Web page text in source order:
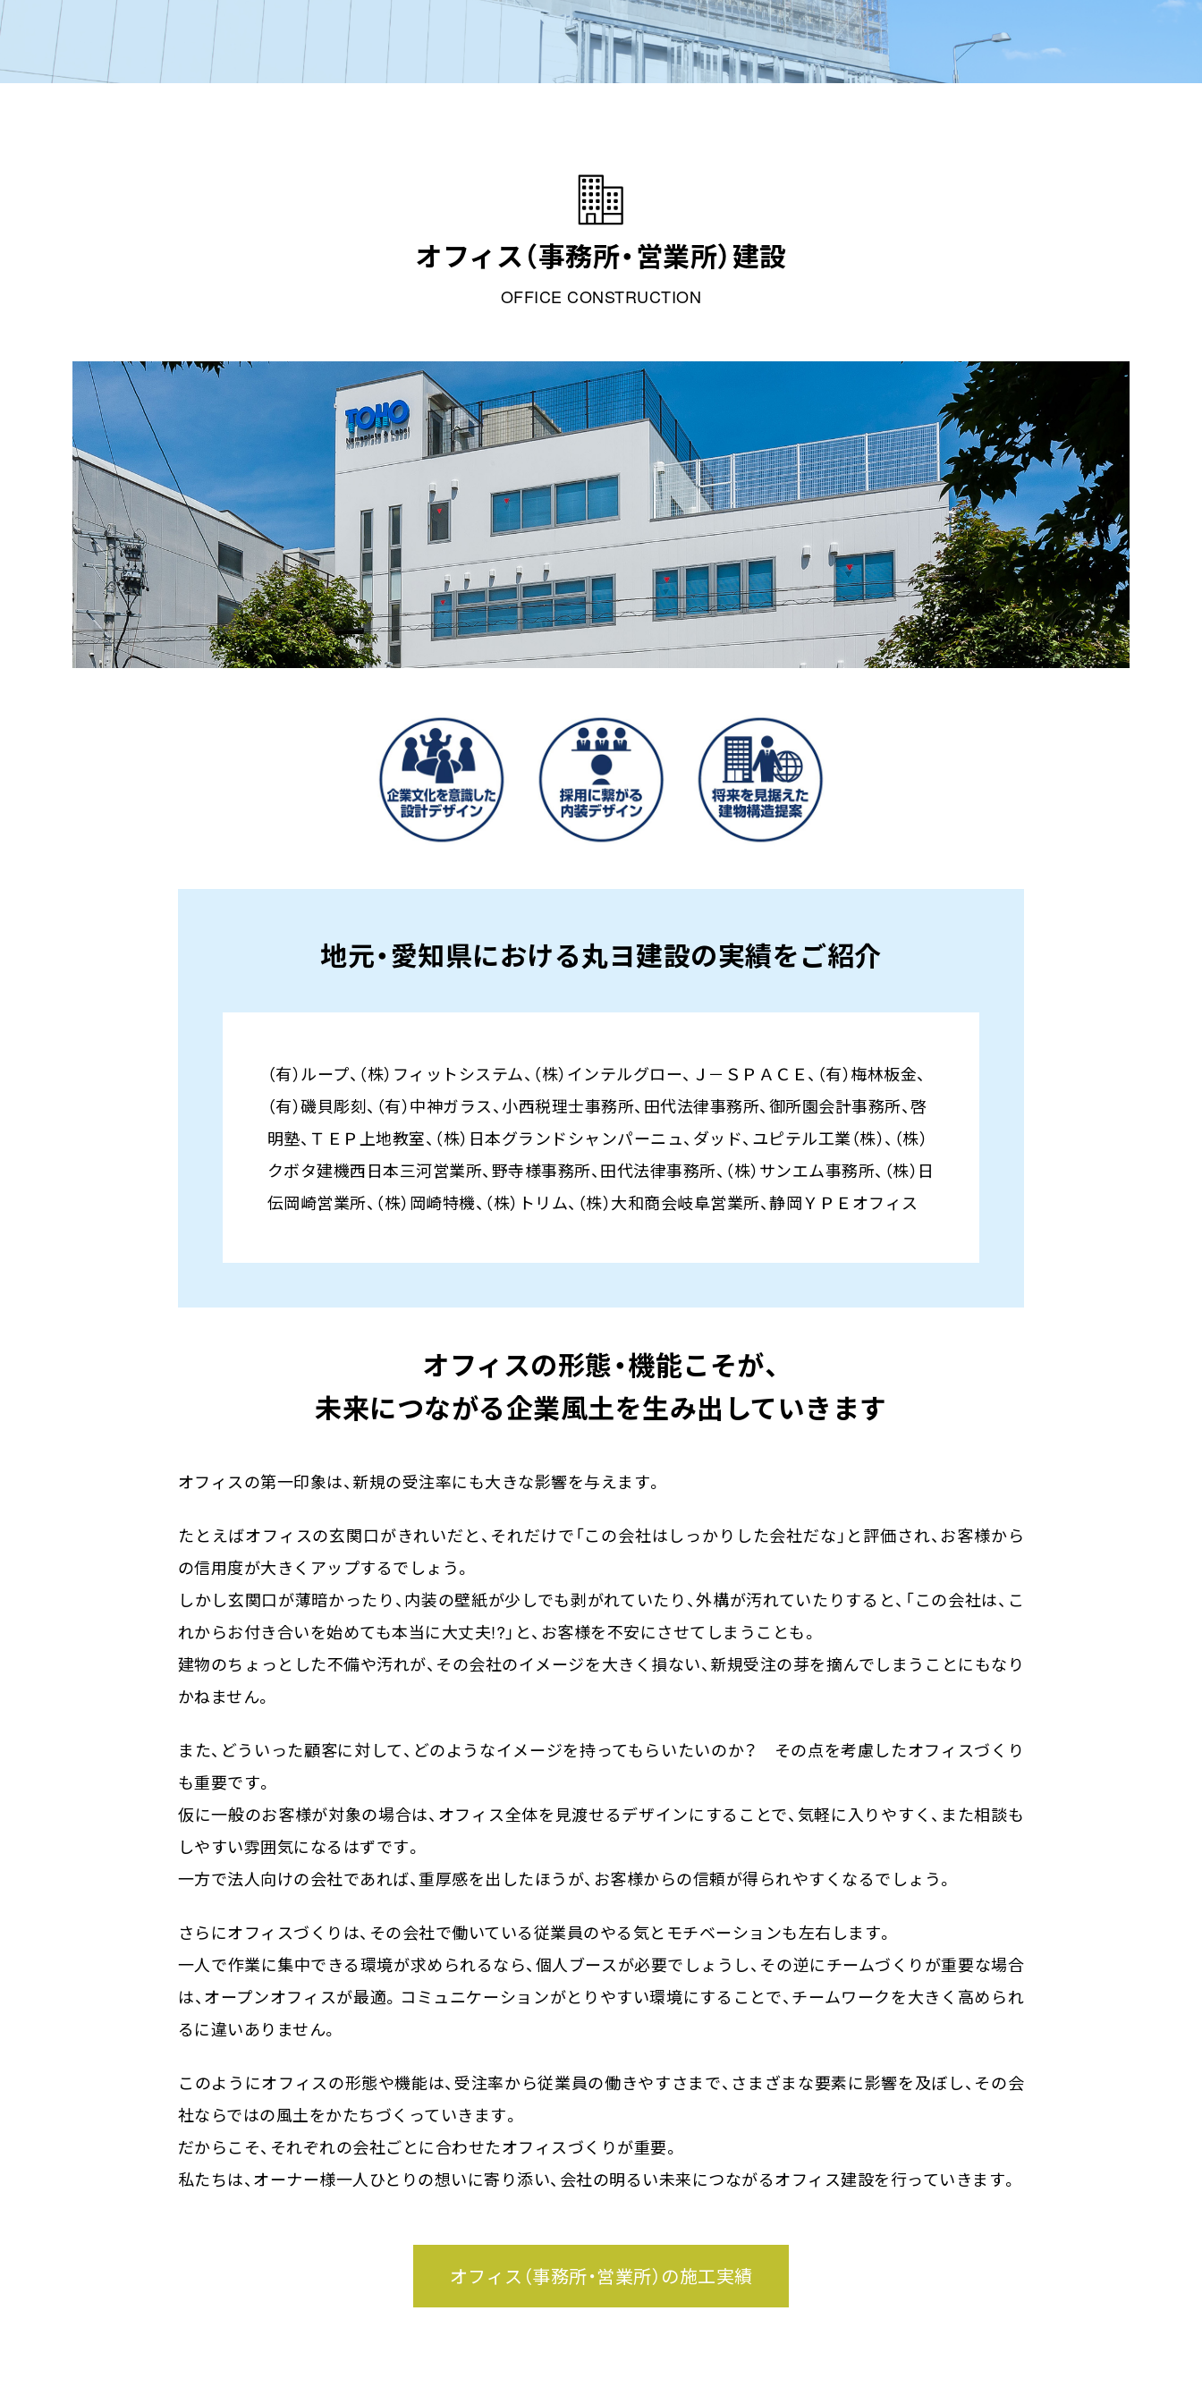
オフィス（事務所・営業所）建設
OFFICE CONSTRUCTION
地元・愛知県における丸ヨ建設の実績をご紹介
（有）ループ、（株）フィットシステム、（株）インテルグロー、Ｊ－ＳＰＡＣＥ、（有）梅林板金、
（有）磯貝彫刻、（有）中神ガラス、小西税理士事務所、田代法律事務所、御所園会計事務所、啓
明塾、ＴＥＰ上地教室、（株）日本グランドシャンパーニュ、ダッド、ユピテル工業（株）、（株）
クボタ建機西日本三河営業所、野寺様事務所、田代法律事務所、（株）サンエム事務所、（株）日
伝岡崎営業所、（株）岡崎特機、（株）トリム、（株）大和商会岐阜営業所、静岡ＹＰＥオフィス
オフィスの形態・機能こそが、
未来につながる企業風土を生み出していきます
オフィスの第一印象は、新規の受注率にも大きな影響を与えます。
たとえばオフィスの玄関口がきれいだと、それだけで「この会社はしっかりした会社だな」と評価され、お客様から
の信用度が大きくアップするでしょう。
しかし玄関口が薄暗かったり、内装の壁紙が少しでも剥がれていたり、外構が汚れていたりすると、「この会社は、こ
れからお付き合いを始めても本当に大丈夫!?」と、お客様を不安にさせてしまうことも。
建物のちょっとした不備や汚れが、その会社のイメージを大きく損ない、新規受注の芽を摘んでしまうことにもなり
かねません。
また、どういった顧客に対して、どのようなイメージを持ってもらいたいのか？ その点を考慮したオフィスづくり
も重要です。
仮に一般のお客様が対象の場合は、オフィス全体を見渡せるデザインにすることで、気軽に入りやすく、また相談も
しやすい雰囲気になるはずです。
一方で法人向けの会社であれば、重厚感を出したほうが、お客様からの信頼が得られやすくなるでしょう。
さらにオフィスづくりは、その会社で働いている従業員のやる気とモチベーションも左右します。
一人で作業に集中できる環境が求められるなら、個人ブースが必要でしょうし、その逆にチームづくりが重要な場合
は、オープンオフィスが最適。コミュニケーションがとりやすい環境にすることで、チームワークを大きく高められ
るに違いありません。
このようにオフィスの形態や機能は、受注率から従業員の働きやすさまで、さまざまな要素に影響を及ぼし、その会
社ならではの風土をかたちづくっていきます。
だからこそ、それぞれの会社ごとに合わせたオフィスづくりが重要。
私たちは、オーナー様一人ひとりの想いに寄り添い、会社の明るい未来につながるオフィス建設を行っていきます。
オフィス（事務所・営業所） の施工実績